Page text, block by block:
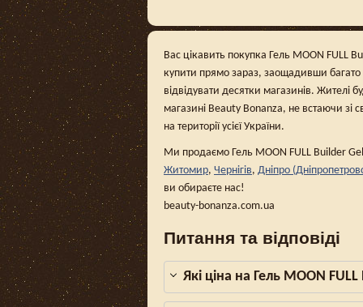
Вас цікавить покупка Гель MOON FULL
купити прямо зараз, заощадивши
відвідувати десятки магазинів. Жителі
магазині Beauty Bonanza, не встаючи зі
на території усієї України.
Ми продаємо Гель MOON FULL Builder
Житомир, Чернігів, Дніпро
ви обираєте нас!
beauty-bonanza.com.ua
Питання та відповіді
Які ціна на Гель MOON